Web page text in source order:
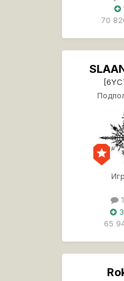
70
3
65